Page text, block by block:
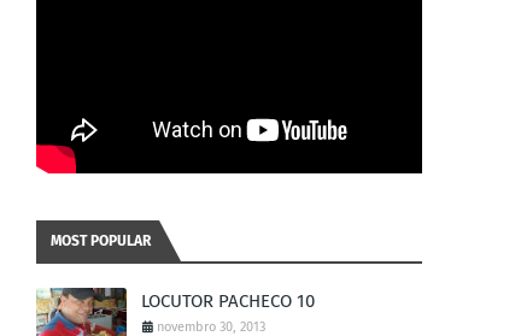
MOST POPULAR
LOCUTOR PACHECO 10
novembro 30, 2013